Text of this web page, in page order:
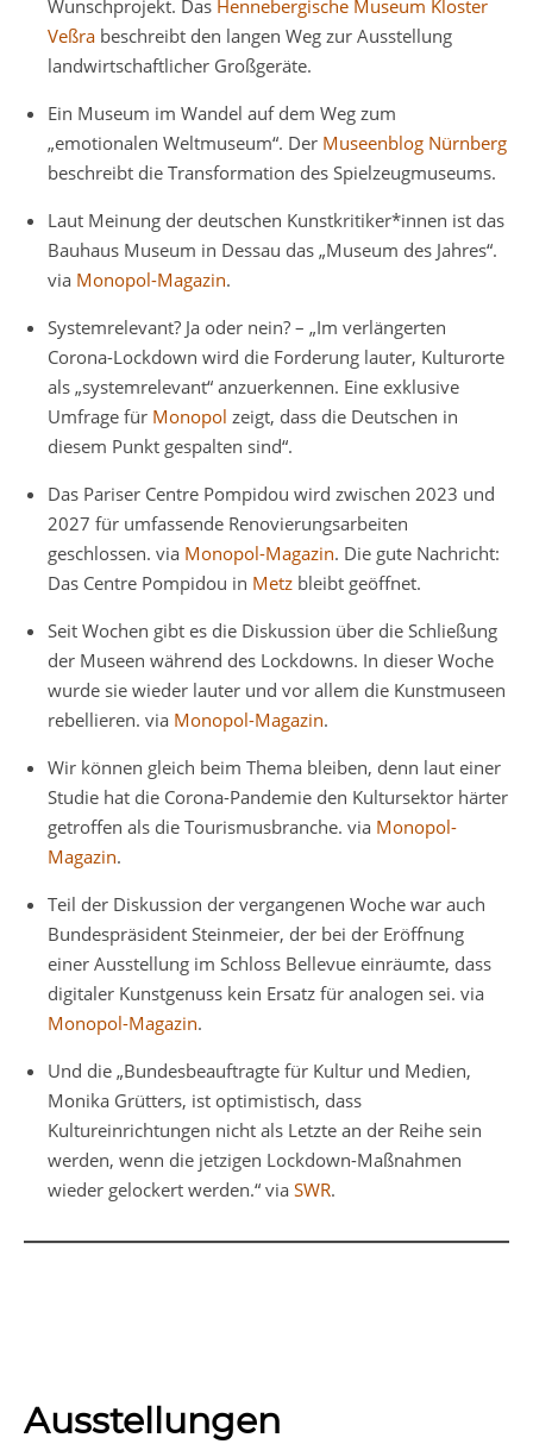
Wunschprojekt. Das Hennebergische Museum Kloster
Veßra beschreibt den langen Weg zur Ausstellung
landwirtschaftlicher Großgeräte.
Ein Museum im Wandel auf dem Weg zum
„emotionalen Weltmuseum“. Der Museenblog Nürnberg
beschreibt die Transformation des Spielzeugmuseums.
Laut Meinung der deutschen Kunstkritiker*innen ist das
Bauhaus Museum in Dessau das „Museum des Jahres“.
via Monopol-Magazin.
Systemrelevant? Ja oder nein? – „Im verlängerten
Corona-Lockdown wird die Forderung lauter, Kulturorte
als „systemrelevant“ anzuerkennen. Eine exklusive
Umfrage für Monopol zeigt, dass die Deutschen in
diesem Punkt gespalten sind“.
Das Pariser Centre Pompidou wird zwischen 2023 und
2027 für umfassende Renovierungsarbeiten
geschlossen. via Monopol-Magazin. Die gute Nachricht:
Das Centre Pompidou in Metz bleibt geöffnet.
Seit Wochen gibt es die Diskussion über die Schließung
der Museen während des Lockdowns. In dieser Woche
wurde sie wieder lauter und vor allem die Kunstmuseen
rebellieren. via Monopol-Magazin.
Wir können gleich beim Thema bleiben, denn laut einer
Studie hat die Corona-Pandemie den Kultursektor härter
getroffen als die Tourismusbranche. via Monopol-
Magazin.
Teil der Diskussion der vergangenen Woche war auch
Bundespräsident Steinmeier, der bei der Eröffnung
einer Ausstellung im Schloss Bellevue einräumte, dass
digitaler Kunstgenuss kein Ersatz für analogen sei. via
Monopol-Magazin.
Und die „Bundesbeauftragte für Kultur und Medien,
Monika Grütters, ist optimistisch, dass
Kultureinrichtungen nicht als Letzte an der Reihe sein
werden, wenn die jetzigen Lockdown-Maßnahmen
wieder gelockert werden.“ via SWR.
Ausstellungen